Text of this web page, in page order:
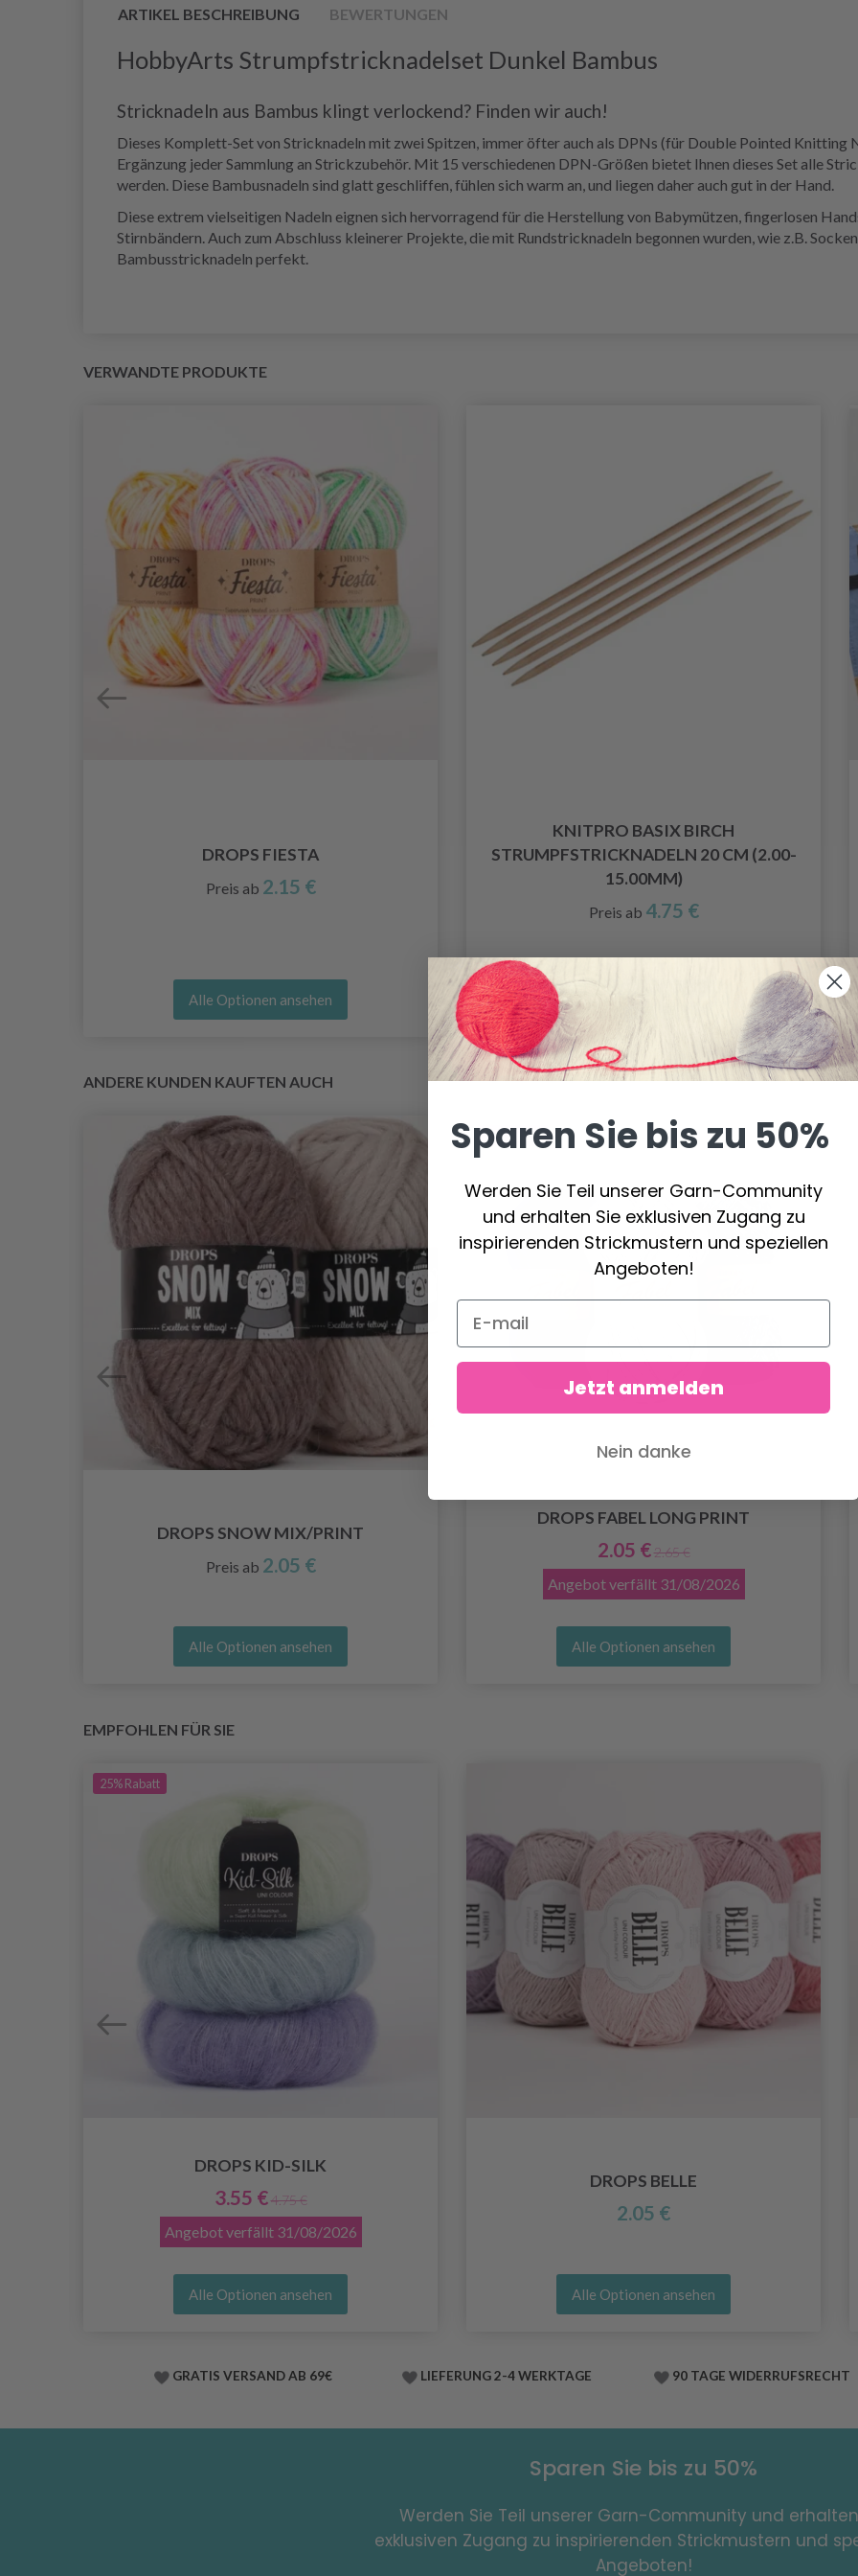
ARTIKEL BESCHREIBUNG BEWERTUNGEN
HobbyArts Strumpfstricknadelset Dunkel Bambus
Stricknadeln aus Bambus klingt verlockend? Finden wir auch!
Dieses Komplett-Set von Stricknadeln mit zwei Spitzen, immer öfter auch als DPNs (für Double Pointed Knitting
Ergänzung jeder Sammlung an Strickzubehör. Mit 15 verschiedenen DPN-Größen bietet Ihnen dieses Set alle
werden. Diese Bambusnadeln sind glatt geschliffen, fühlen sich warm an, und liegen daher auch gut in der Hand.
Diese extrem vielseitigen Nadeln eignen sich hervorragend für die Herstellung von Babymützen, fingerlosen
Stirnbändern. Auch zum Abschluss kleinerer Projekte, die mit Rundstricknadeln begonnen wurden, wie z.B.
Bambusstricknadeln perfekt.
VERWANDTE PRODUKTE
DROPS FIESTA
Preis ab 2.15 €
Alle Optionen ansehen
KNITPRO BASIX BIRCH
STRUMPFSTRICKNADELN 20 CM (2.00-
15.00MM)
Preis ab 4.75 €
Alle Optionen ansehen
ANDERE KUNDEN KAUFTEN AUCH
DROPS SNOW MIX/PRINT
Preis ab 2.05 €
Alle Optionen ansehen
23%Rabatt
DROPS FABEL LONG PRINT
2.05 € 2.65 €
Angebot verfällt 31/08/2026
Alle Optionen ansehen
EMPFOHLEN FÜR SIE
25%Rabatt
DROPS KID-SILK
3.55 € 4.75 €
Angebot verfällt 31/08/2026
Alle Optionen ansehen
DROPS BELLE
2.05 €
Alle Optionen ansehen
GRATIS VERSAND AB 69€ LIEFERUNG 2-4 WERKTAGE 90 TAGE WIDERRUFSRECHT
Sparen Sie bis zu 50%
Werden Sie Teil unserer Garn-Community und
exklusiven Zugang zu inspirierenden Strickmustern und
Angeboten!
Sparen Sie bis zu 50%
Werden Sie Teil unserer Garn-Community
und erhalten Sie exklusiven Zugang zu
inspirierenden Strickmustern und speziellen
Angeboten!
Jetzt anmelden
Nein danke